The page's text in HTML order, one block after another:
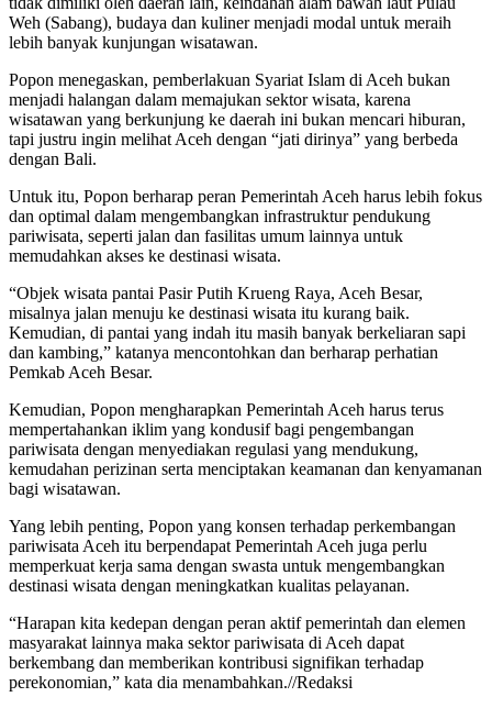
Weh (Sabang), budaya dan kuliner menjadi modal untuk meraih
lebih banyak kunjungan wisatawan.
Popon menegaskan, pemberlakuan Syariat Islam di Aceh bukan
menjadi halangan dalam memajukan sektor wisata, karena
wisatawan yang berkunjung ke daerah ini bukan mencari hiburan,
tapi justru ingin melihat Aceh dengan “jati dirinya” yang berbeda
dengan Bali.
Untuk itu, Popon berharap peran Pemerintah Aceh harus lebih fokus
dan optimal dalam mengembangkan infrastruktur pendukung
pariwisata, seperti jalan dan fasilitas umum lainnya untuk
memudahkan akses ke destinasi wisata.
“Objek wisata pantai Pasir Putih Krueng Raya, Aceh Besar,
misalnya jalan menuju ke destinasi wisata itu kurang baik.
Kemudian, di pantai yang indah itu masih banyak berkeliaran sapi
dan kambing,” katanya mencontohkan dan berharap perhatian
Pemkab Aceh Besar.
Kemudian, Popon mengharapkan Pemerintah Aceh harus terus
mempertahankan iklim yang kondusif bagi pengembangan
pariwisata dengan menyediakan regulasi yang mendukung,
kemudahan perizinan serta menciptakan keamanan dan kenyamanan
bagi wisatawan.
Yang lebih penting, Popon yang konsen terhadap perkembangan
pariwisata Aceh itu berpendapat Pemerintah Aceh juga perlu
memperkuat kerja sama dengan swasta untuk mengembangkan
destinasi wisata dengan meningkatkan kualitas pelayanan.
“Harapan kita kedepan dengan peran aktif pemerintah dan elemen
masyarakat lainnya maka sektor pariwisata di Aceh dapat
berkembang dan memberikan kontribusi signifikan terhadap
perekonomian,” kata dia menambahkan.//Redaksi